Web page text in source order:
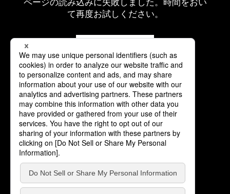
ページの読み込みに失敗しました。時間をおい
て再度お試しください。